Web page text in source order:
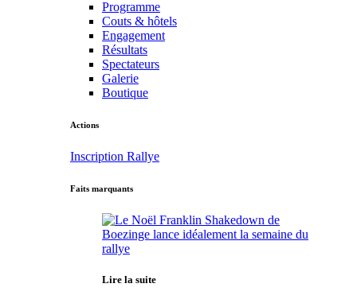
Programme
Couts & hôtels
Engagement
Résultats
Spectateurs
Galerie
Boutique
Actions
Inscription Rallye
Faits marquants
Lire la suite